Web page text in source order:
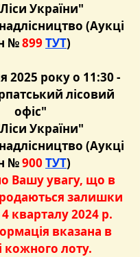
України"
(Аукці
№ 899 ТУТ)
2025 року о 11:30 -
лісовий
офіс"
України"
(Аукці
№ 900 ТУТ)
Вашу увагу, що в
залишки
4 кварталу 2024 р.
вказана в
кожного лоту.